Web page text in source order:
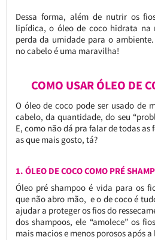
Dessa forma, além de nutrir os
lipídica, o óleo de coco hidrata na
perda da umidade para o ambiente.
no cabelo é uma maravilha!
COMO USAR ÓLEO DE
O óleo de coco pode ser usado de
cabelo, da quantidade, do seu
E, como não dá pra falar de todas as
as que mais gosto, tá?
1. ÓLEO DE COCO COMO PRÉ
Óleo pré shampoo é vida para os
que não abro mão, e o de coco é
ajudar a proteger os fios do
dos shampoos, ele “amolece” os
mais macios e menos porosos após